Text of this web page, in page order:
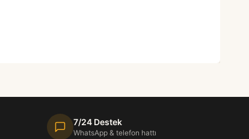
7/24 Destek
WhatsApp & telefon hattı